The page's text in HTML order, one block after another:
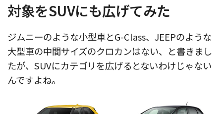
対象をSUVにも広げてみた
ジムニーのような小型車とG-Class、JEEPのような
大型車の中間サイズのクロカンはない、と書きまし
たが、SUVにカテゴリを広げるとないわけじゃない
んですよね。